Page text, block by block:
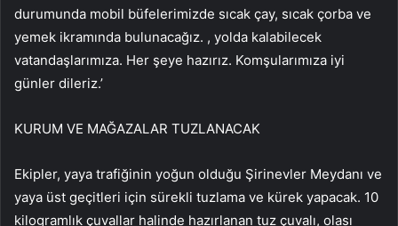
durumunda mobil büfelerimizde sıcak çay, sıcak çorba ve
yemek ikramında bulunacağız. , yolda kalabilecek
vatandaşlarımıza. Her şeye hazırız. Komşularımıza iyi
günler dileriz.’
KURUM VE MAĞAZALAR TUZLANACAK
Ekipler, yaya trafiğinin yoğun olduğu Şirinevler Meydanı ve
yaya üst geçitleri için sürekli tuzlama ve kürek yapacak. 10
kilogramlık çuvallar halinde hazırlanan tuz çuvalı, olası